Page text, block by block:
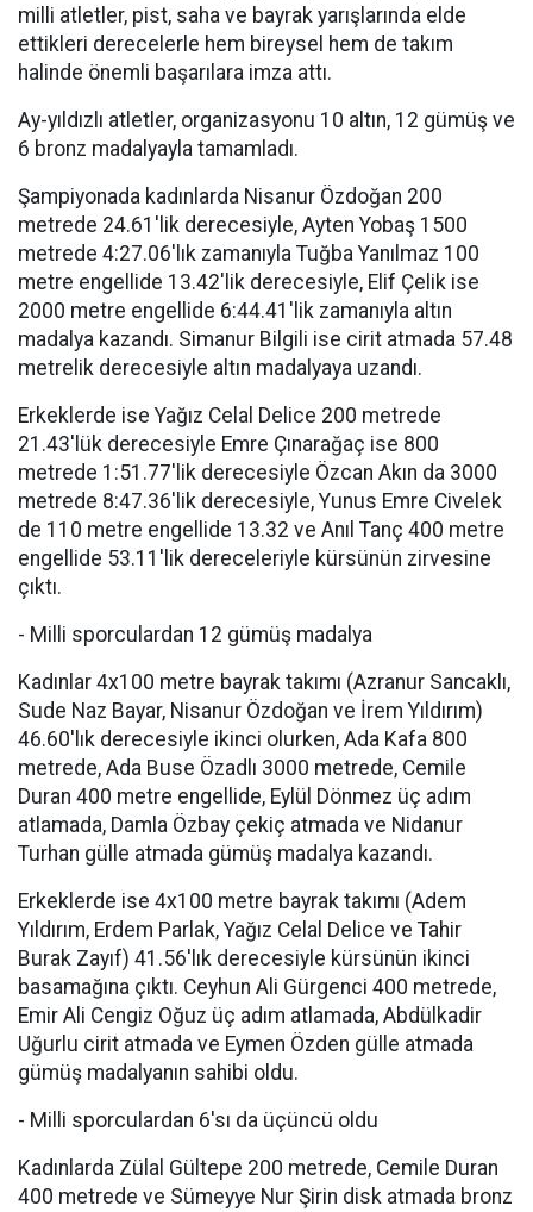
milli atletler, pist, saha ve bayrak yarışlarında elde
ettikleri derecelerle hem bireysel hem de takım
halinde önemli başarılara imza attı.
Ay-yıldızlı atletler, organizasyonu 10 altın, 12 gümüş ve
6 bronz madalyayla tamamladı.
Şampiyonada kadınlarda Nisanur Özdoğan 200
metrede 24.61'lik derecesiyle, Ayten Yobaş 1500
metrede 4:27.06'lık zamanıyla Tuğba Yanılmaz 100
metre engellide 13.42'lik derecesiyle, Elif Çelik ise
2000 metre engellide 6:44.41'lik zamanıyla altın
madalya kazandı. Simanur Bilgili ise cirit atmada 57.48
metrelik derecesiyle altın madalyaya uzandı.
Erkeklerde ise Yağız Celal Delice 200 metrede
21.43'lük derecesiyle Emre Çınarağaç ise 800
metrede 1:51.77'lik derecesiyle Özcan Akın da 3000
metrede 8:47.36'lik derecesiyle, Yunus Emre Civelek
de 110 metre engellide 13.32 ve Anıl Tanç 400 metre
engellide 53.11'lik dereceleriyle kürsünün zirvesine
çıktı.
- Milli sporculardan 12 gümüş madalya
Kadınlar 4x100 metre bayrak takımı (Azranur Sancaklı,
Sude Naz Bayar, Nisanur Özdoğan ve İrem Yıldırım)
46.60'lık derecesiyle ikinci olurken, Ada Kafa 800
metrede, Ada Buse Özadlı 3000 metrede, Cemile
Duran 400 metre engellide, Eylül Dönmez üç adım
atlamada, Damla Özbay çekiç atmada ve Nidanur
Turhan gülle atmada gümüş madalya kazandı.
Erkeklerde ise 4x100 metre bayrak takımı (Adem
Yıldırım, Erdem Parlak, Yağız Celal Delice ve Tahir
Burak Zayıf) 41.56'lık derecesiyle kürsünün ikinci
basamağına çıktı. Ceyhun Ali Gürgenci 400 metrede,
Emir Ali Cengiz Oğuz üç adım atlamada, Abdülkadir
Uğurlu cirit atmada ve Eymen Özden gülle atmada
gümüş madalyanın sahibi oldu.
- Milli sporculardan 6'sı da üçüncü oldu
Kadınlarda Zülal Gültepe 200 metrede, Cemile Duran
400 metrede ve Sümeyye Nur Şirin disk atmada bronz